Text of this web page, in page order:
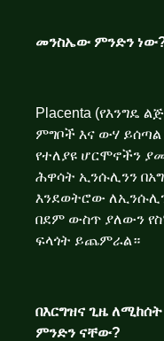
መንስኤው ምንድን
Placenta (የእንግዴ
ምግቦች እና ውሃ
የተለያዩ ሆርሞኖችን
ሕዋሳት ኢንሱሊንን
እንደወትሮው
በደም ውስጥ ያለውን
ፍላጎት ይጨምራል።
በእርግዝና ጊዜ
ምንድን ናቸው?